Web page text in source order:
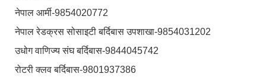
नेपाल आर्मी-9854020772
नेपाल रेडक्रस सोसाइटी बर्दिबास उपशाखा-9854031202
उधोग वाणिज्य संघ बर्दिबास-9844045742
रोटरी क्लव बर्दिबास-9801937386